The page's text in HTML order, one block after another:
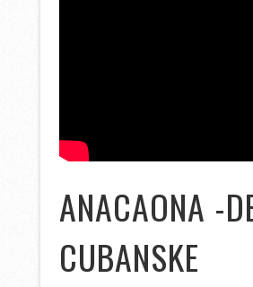
ANACAONA -
CUBANSKE